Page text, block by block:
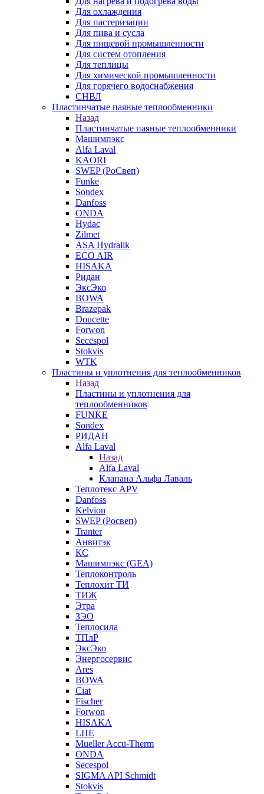
Для охлаждения
Для пастеризации
Для пива и сусла
Для пищевой промышленности
Для систем отопления
Для теплицы
Для химической промышленности
Для горячего водоснабжения
СНВЛ
Пластинчатые паяные теплообменники
Назад
Пластинчатые паяные теплообменники
Машимпэкс
Alfa Laval
KAORI
SWEP (РоСвеп)
Funke
Sondex
Danfoss
ONDA
Hydac
Zilmet
ASA Hydralik
ECO AIR
HISAKA
Ридан
ЭксЭко
BOWA
Brazepak
Doucette
Forwon
Secespol
Stokvis
WTK
Пластины и уплотнения для теплообменников
Назад
Пластины и уплотнения для
теплообменников
FUNKE
Sondex
РИДАН
Alfa Laval
Назад
Alfa Laval
Клапана Альфа Лаваль
Теплотекс APV
Danfoss
Kelvion
SWEP (Росвеп)
Tranter
Анвитэк
КС
Машимпэкс (GEA)
Теплоконтроль
Теплохит ТИ
ТИЖ
Этра
ЗЭО
Теплосила
ТПлР
ЭксЭко
Энергосервис
Ares
BOWA
Ciat
Fischer
Forwon
HISAKA
LHE
Mueller Accu-Therm
ONDA
Secespol
SIGMA API Schmidt
Stokvis